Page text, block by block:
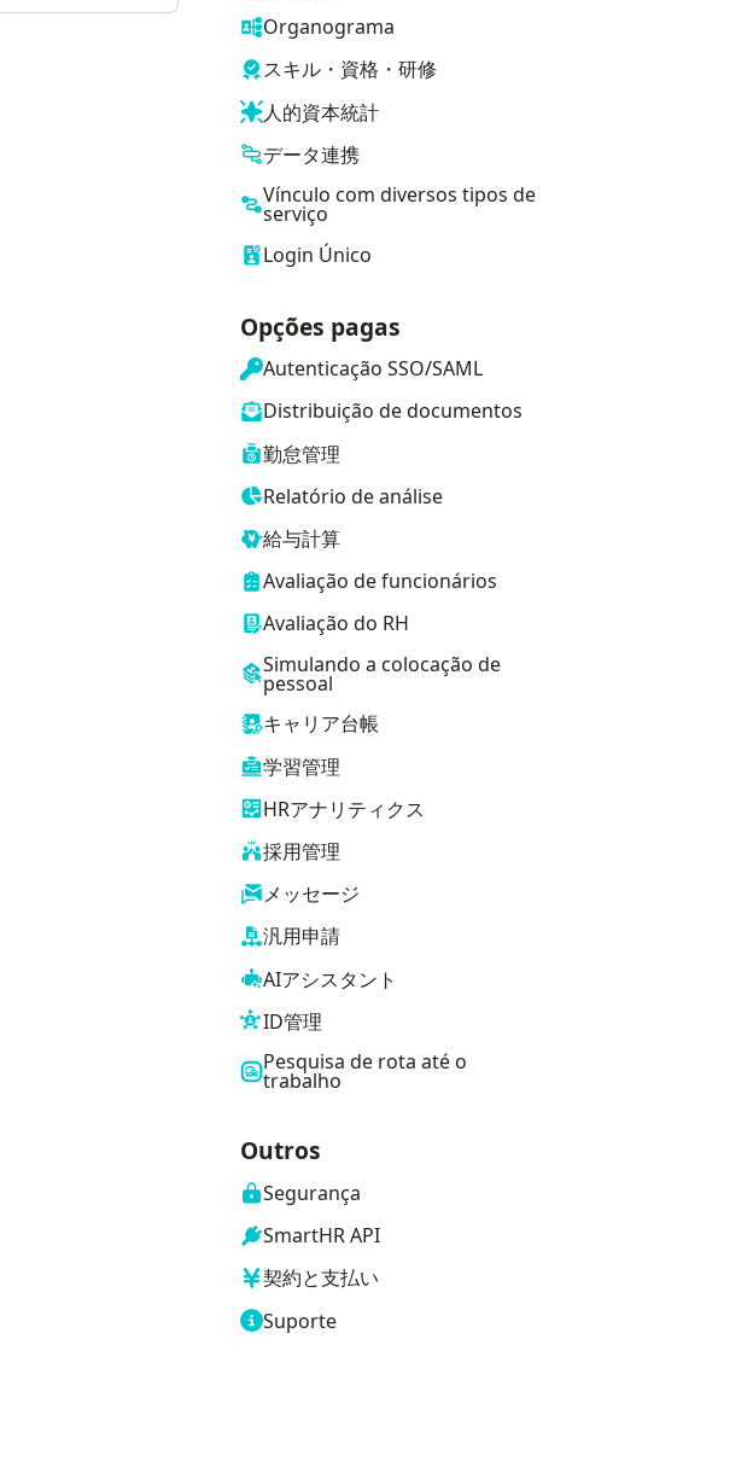
Organograma
スキル・資格・研修
人的資本統計
データ連携
Vínculo com diversos tipos de
serviço
Login Único
Opções pagas
Autenticação SSO/SAML
Distribuição de documentos
勤怠管理
Relatório de análise
給与計算
Avaliação de funcionários
Avaliação do RH
Simulando a colocação de
pessoal
キャリア台帳
学習管理
HRアナリティクス
採用管理
メッセージ
汎用申請
AIアシスタント
ID管理
Pesquisa de rota até o
trabalho
Outros
Segurança
SmartHR API
契約と支払い
Suporte